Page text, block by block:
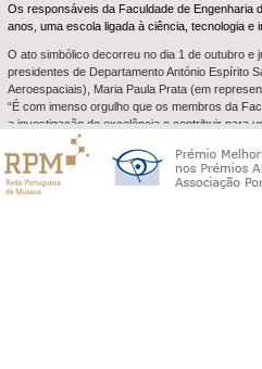
Os responsáveis da Faculdade de Engenharia
anos, uma escola ligada à ciência, tecnologia e
O ato simbólico decorreu no dia 1 de outubro e
presidentes de Departamento António Espírito
Aeroespaciais), Maria Paula Prata (em
“É com imenso orgulho que os membros da
a investigação de excelência e contribuir para
“Este dia oferece assim uma oportunidade
nestes tempos adversos devido à pandemia,
A comemoração das duas efemérides, o